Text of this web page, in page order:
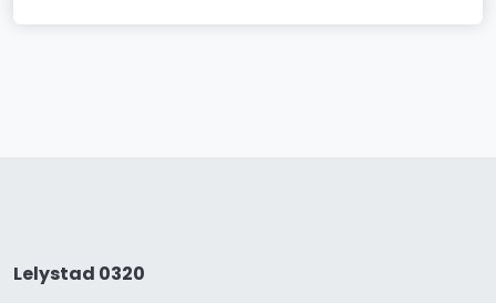
Lelystad 0320